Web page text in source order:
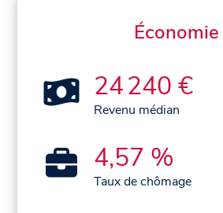
Économie
24 240 €
Revenu médian
4,57 %
Taux de chômage